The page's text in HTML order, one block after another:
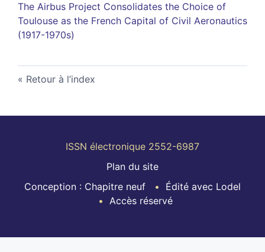
The Airbus Project Consolidates the Choice of
Toulouse as the French Capital of Civil Aeronautics
(1917-1970s)
Retour à l’index
ISSN électronique 2552-6987
Plan du site
Conception : Chapitre neuf
Édité avec Lodel
Accès réservé